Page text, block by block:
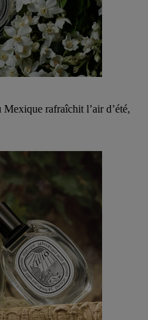
rafraîchit l’air d’été,